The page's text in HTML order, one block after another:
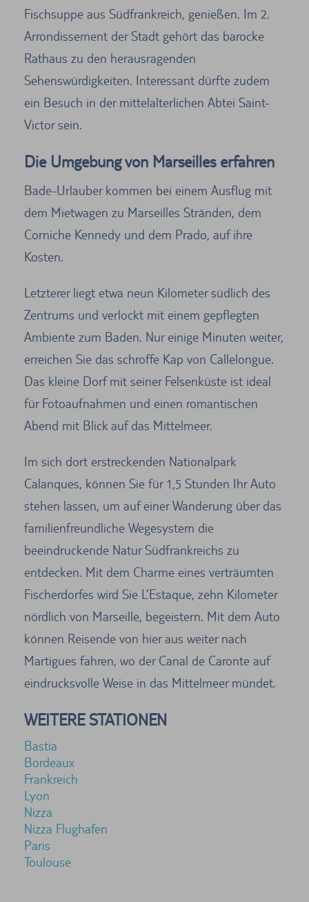
Fischsuppe aus Südfrankreich, genießen. Im 2.
Arrondissement der Stadt gehört das barocke
Rathaus zu den herausragenden
Sehenswürdigkeiten. Interessant dürfte zudem
ein Besuch in der mittelalterlichen Abtei Saint-
Victor sein.
Die Umgebung von Marseilles erfahren
Bade-Urlauber kommen bei einem Ausflug mit
dem Mietwagen zu Marseilles Stränden, dem
Corniche Kennedy und dem Prado, auf ihre
Kosten.
Letzterer liegt etwa neun Kilometer südlich des
Zentrums und verlockt mit einem gepflegten
Ambiente zum Baden. Nur einige Minuten weiter,
erreichen Sie das schroffe Kap von Callelongue.
Das kleine Dorf mit seiner Felsenküste ist ideal
für Fotoaufnahmen und einen romantischen
Abend mit Blick auf das Mittelmeer.
Im sich dort erstreckenden Nationalpark
Calanques, können Sie für 1,5 Stunden Ihr Auto
stehen lassen, um auf einer Wanderung über das
familienfreundliche Wegesystem die
beeindruckende Natur Südfrankreichs zu
entdecken. Mit dem Charme eines verträumten
Fischerdorfes wird Sie L’Estaque, zehn Kilometer
nördlich von Marseille, begeistern. Mit dem Auto
können Reisende von hier aus weiter nach
Martigues fahren, wo der Canal de Caronte auf
eindrucksvolle Weise in das Mittelmeer mündet.
WEITERE STATIONEN
Bastia
Bordeaux
Frankreich
Lyon
Nizza
Nizza Flughafen
Paris
Toulouse